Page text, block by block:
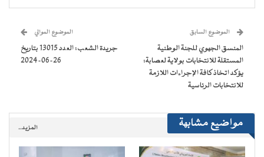
في في في في جديدة) الإلكتروني
نافذة
جديدة)
الموضوع السابق
المنسق الجهوي للجنة الوطنية
المستقلة للانتخابات بولاية لعصابة:
يؤكد اتخاذ كافة الإجراءات اللازمة
للانتخابات الرئاسية
الموضوع الموالي
جريدة الشعب: العدد 13015 بتاريخ
26-06-2024
مواضيع مشابهة المزيد..